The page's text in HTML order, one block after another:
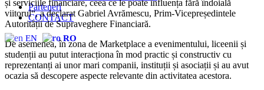
Parteneri
CONTACT
EN RO
și serviciile financiare, ceea ce le poate influența fără îndoială
viitorul“, a declarat Gabriel Avrămescu, Prim-Vicepreședintele
Autorității de Supraveghere Financiară.
De asemenea, în zona de Marketplace a evenimentului, liceenii și
studenții au putut interacționa în mod practic și constructiv cu
reprezentanți ai unor mari companii, instituții și asociații și au avut
ocazia să descopere aspecte relevante din activitatea acestora.